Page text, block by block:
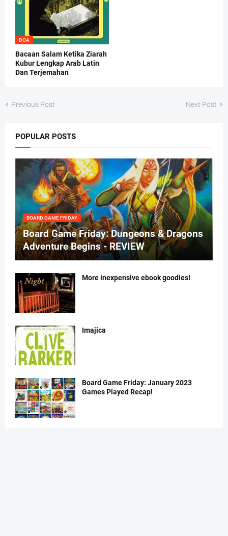
DOA
Bacaan Salam Ketika Ziarah
Kubur Lengkap Arab Latin
Dan Terjemahan
Previous Post Next Post
POPULAR POSTS
BOARD GAME FRIDAY
Board Game Friday: Dungeons & Dragons
Adventure Begins - REVIEW
More inexpensive ebook goodies!
Imajica
Board Game Friday: January 2023
Games Played Recap!